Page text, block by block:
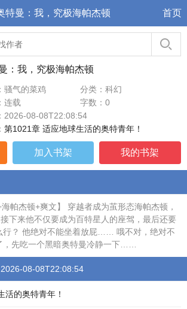
特曼：我，究极海帕杰顿 首页
：我，究极海帕杰顿
骚气的菜鸡
分类：科幻
连载
字数：0
2026-08-08T22:08:54
第1021章 适应地球生活的奥特青年！
加入书架 我的书架
海帕杰顿+爽文】 穿越者成为茧形态海帕杰顿，
下来他不仅要成为百特星人的座驾，最后还要
行？ 他绝对不能坐着放屁…… 哦不对，绝对不
，先吃一个黑暗奥特曼冷静一下……
08-08T22:08:54
活的奥特青年！